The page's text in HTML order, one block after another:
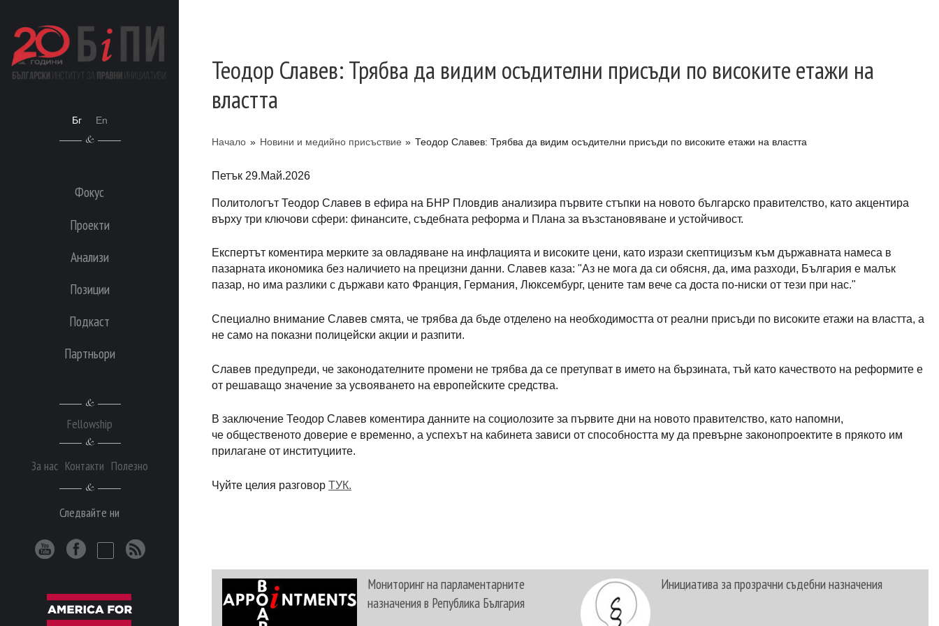
Бг En
Теодор Славев: Трябва да видим осъдителни присъди по високите етажи на
властта
Начало » Новини и медийно присъствие » Теодор Славев: Трябва да видим осъдителни присъди по високите етажи на властта
Петък 29.Май.2026
Политологът Теодор Славев в ефира на БНР Пловдив анализира първите стъпки на новото българско правителство, като акцентира
върху три ключови сфери: финансите, съдебната реформа и Плана за възстановяване и устойчивост.
Експертът коментира мерките за овладяване на инфлацията и високите цени, като изрази скептицизъм към държавната намеса в
пазарната икономика без наличието на прецизни данни. Славев каза: "Аз не мога да си обясня, да, има разходи, България е малък
пазар, но има разлики с държави като Франция, Германия, Люксембург, цените там вече са доста по-ниски от тези при нас."
Специално внимание Славев смята, че трябва да бъде отделено на необходимостта от реални присъди по високите етажи на властта, а
не само на показни полицейски акции и разпити.
Славев предупреди, че законодателните промени не трябва да се претупват в името на бързината, тъй като качеството на реформите е
от решаващо значение за усвояването на европейските средства.
В заключение Теодор Славев коментира данните на социолозите за първите дни на новото правителство, като напомни,
че общественото доверие е временно, а успехът на кабинета зависи от способността му да превърне законопроектите в прякото им
прилагане от институциите.
Чуйте целия разговор ТУК.
Мониторинг на парламентарните
назначения в Република България
Инициатива за прозрачни съдебни назначения
Фокус
Проекти
Анализи
Позиции
Подкаст
Партньори
Fellowship
За нас Контакти Полезно
Следвайте ни